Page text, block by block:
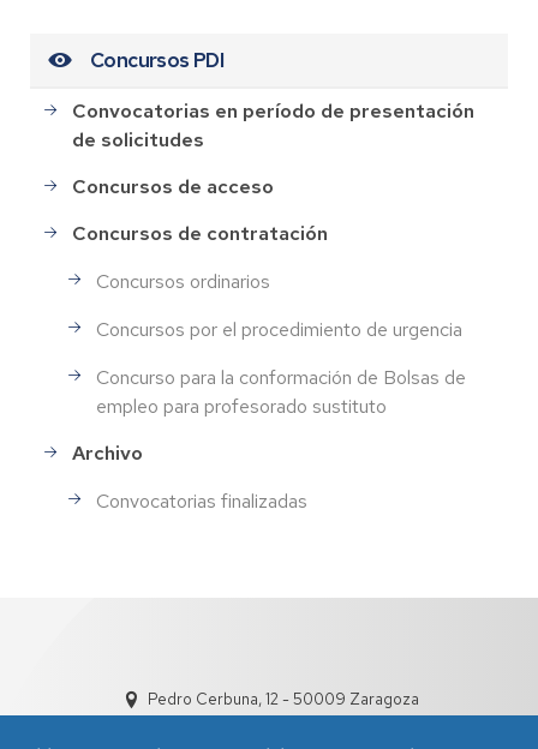
Concursos PDI
Convocatorias en período de presentación
de solicitudes
Concursos de acceso
Concursos de contratación
Concursos ordinarios
Concursos por el procedimiento de urgencia
Concurso para la conformación de Bolsas de
empleo para profesorado sustituto
Archivo
Convocatorias finalizadas
Pedro Cerbuna, 12 - 50009 Zaragoza